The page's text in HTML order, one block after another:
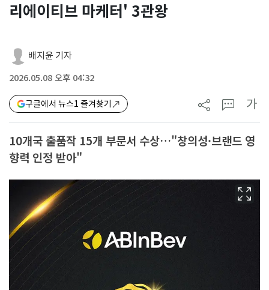
리에이티브 마케터' 3관왕
배지윤 기자
2026.05.08 오후 04:32
구글에서 뉴스1 즐겨찾기 가
10개국 출품작 15개 부문서 수상…"창의성·브랜드 영
향력 인정 받아"